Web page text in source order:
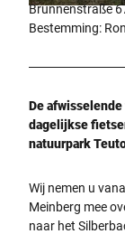
© Manfred Wiehenkamp,
Brunnenstraße
Bestemming:
De
dagelijkse
natuurpark
Wij nemen u
Meinberg mee
naar het